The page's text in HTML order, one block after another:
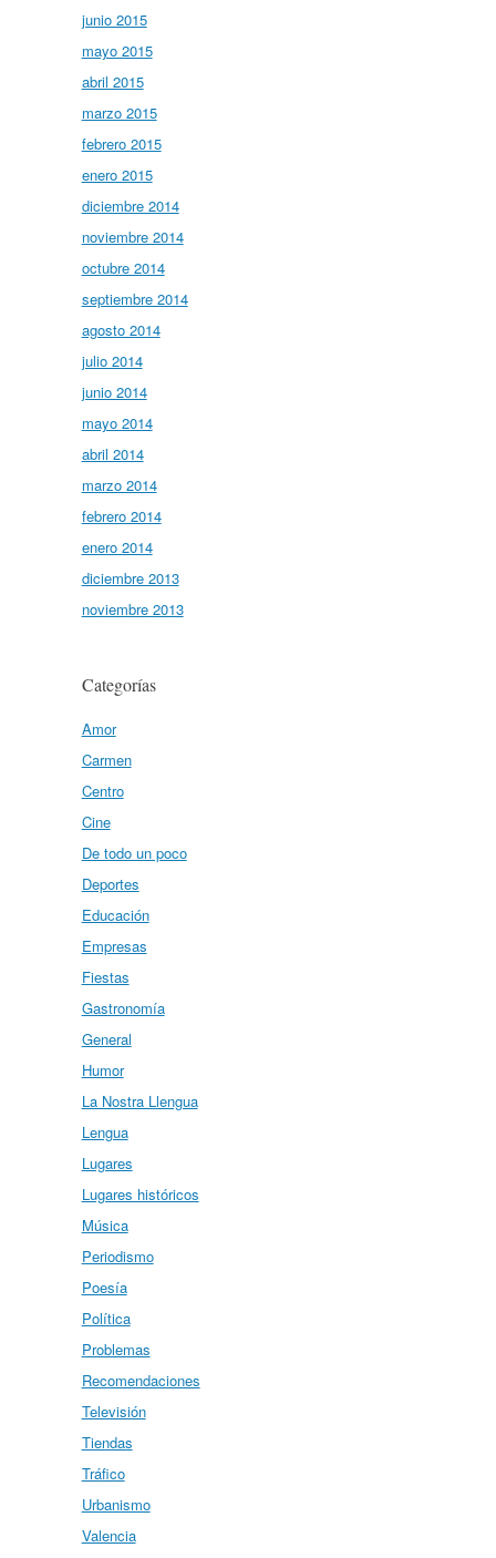
junio 2015
mayo 2015
abril 2015
marzo 2015
febrero 2015
enero 2015
diciembre 2014
noviembre 2014
octubre 2014
septiembre 2014
agosto 2014
julio 2014
junio 2014
mayo 2014
abril 2014
marzo 2014
febrero 2014
enero 2014
diciembre 2013
noviembre 2013
Categorías
Amor
Carmen
Centro
Cine
De todo un poco
Deportes
Educación
Empresas
Fiestas
Gastronomía
General
Humor
La Nostra Llengua
Lengua
Lugares
Lugares históricos
Música
Periodismo
Poesía
Política
Problemas
Recomendaciones
Televisión
Tiendas
Tráfico
Urbanismo
Valencia